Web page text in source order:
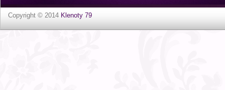
Copyright © 2014 Klenoty 79